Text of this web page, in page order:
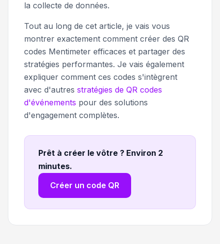
la collecte de données.
Tout au long de cet article, je vais vous
montrer exactement comment créer des QR
codes Mentimeter efficaces et partager des
stratégies performantes. Je vais également
expliquer comment ces codes s'intègrent
avec d'autres stratégies de QR codes
d'événements pour des solutions
d'engagement complètes.
Prêt à créer le vôtre ? Environ 2
minutes.
Créer un code QR